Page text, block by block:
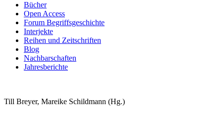
Bücher
Open Access
Forum Begriffsgeschichte
Interjekte
Reihen und Zeitschriften
Blog
Nachbarschaften
Jahresberichte
Till Breyer, Mareike Schildmann (Hg.)